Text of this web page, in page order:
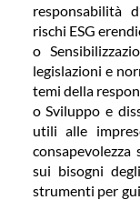
responsabilità
rischi ESG
o
legislazioni e
temi della
o Sviluppo e
utili alle
sui bisogni
strumenti per